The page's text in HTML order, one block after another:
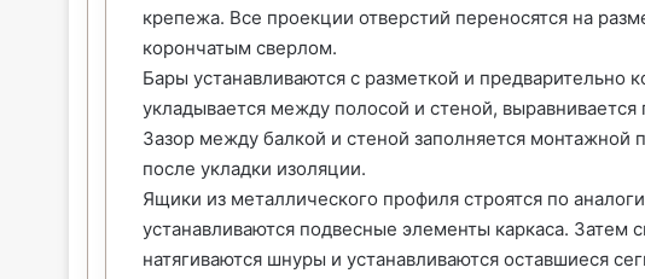
крепежа. Все проекции отверстий переносятся на
корончатым сверлом.
Бары устанавливаются с разметкой и предварительно
укладывается между полосой и стеной,
Зазор между балкой и стеной заполняется монтажной
после укладки изоляции.
Ящики из металлического профиля строятся по
устанавливаются подвесные элементы каркаса. Затем
натягиваются шнуры и устанавливаются оставшиеся